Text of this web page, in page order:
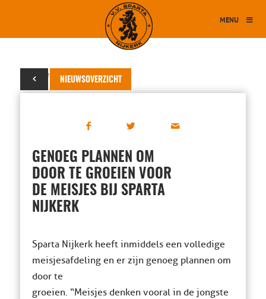
MENU
NIEUWSOVERZICHT
09 december 2014
GENOEG PLANNEN OM
DOOR TE GROEIEN VOOR
DE MEISJES BIJ SPARTA
NIJKERK
Sparta Nijkerk heeft inmiddels een volledige
meisjesafdeling en er zijn genoeg plannen om
door te
groeien. “Meisjes denken vooral in de jongste